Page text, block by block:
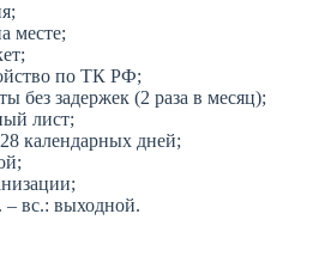
месте;
по ТК РФ;
без задержек (2 раза в месяц);
лист;
календарных дней;
вс.: выходной.